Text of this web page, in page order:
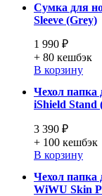
Сумка для
Sleeve (Grey)
1 990 ₽
+ 80 кешбэк
В корзину
Чехол папка
iShield Stand
3 390 ₽
+ 100 кешбэк
В корзину
Чехол папка
WiWU Skin